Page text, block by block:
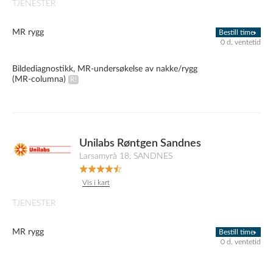
TJENESTER
MR rygg
Bestill time
0 d. ventetid
Bildediagnostikk, MR-undersøkelse av nakke/rygg
(MR-columna)
Unilabs Røntgen Sandnes
Larsamyrå 18, SANDNES
Vis i kart
TJENESTER
MR rygg
Bestill time
0 d. ventetid